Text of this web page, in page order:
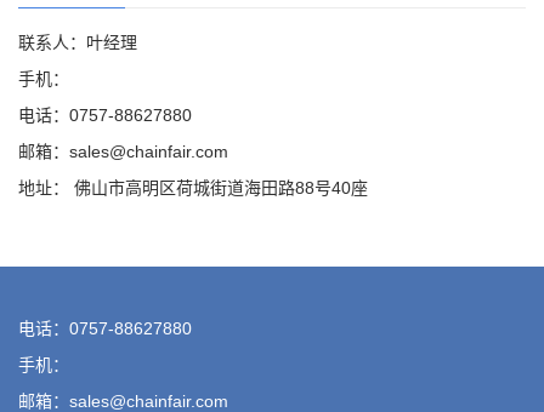
联系人：叶经理
手机：
电话：0757-88627880
邮箱：sales@chainfair.com
地址： 佛山市高明区荷城街道海田路88号40座
电话：0757-88627880
手机：
邮箱：sales@chainfair.com